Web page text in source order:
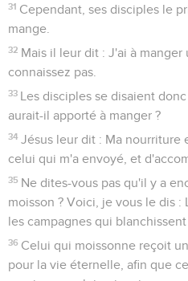
31 Cependant, ses disciples le
mange.
32 Mais il leur dit : J'ai à
connaissez pas.
33 Les disciples se disaient
aurait-il apporté à manger ?
34 Jésus leur dit : Ma nourriture
celui qui m'a envoyé, et
35 Ne dites-vous pas qu'il y a
moisson ? Voici, je vous le dis :
les campagnes qui
36 Celui qui moissonne reçoit
pour la vie éternelle, afin que